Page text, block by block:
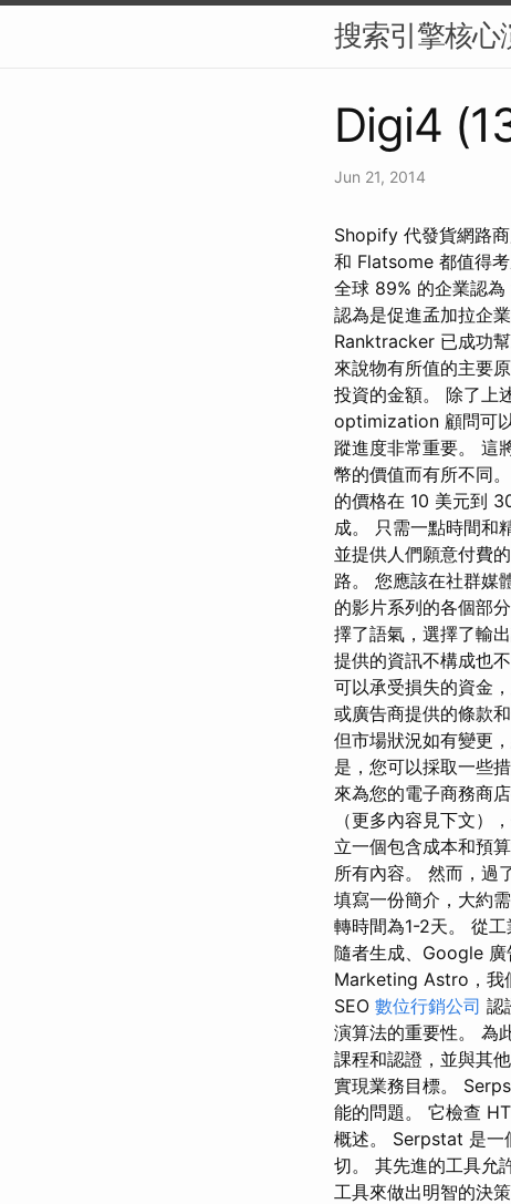
搜索引擎核心
Digi4
Jun 21, 2014
Shopify 代發貨網路
和 Flatsome 都值得
全球 89% 的企業認
認為是促進孟加拉企
Ranktracker 已成功
來說物有所值的主要
投資的金額。 除了上
optimization 顧問可
蹤進度非常重要。 這
幣的價值而有所不同
的價格在 10 美元到
成。 只需一點時間和
並提供人們願意付費
路。 您應該在社群媒
的影片系列的各個部
擇了語氣，選擇了輸
提供的資訊不構成也
可以承受損失的資金
或廣告商提供的條款
但市場狀況如有變更
是，您可以採取一些
來為您的電子商務商
（更多內容見下文）
立一個包含成本和預
所有內容。 然而，過
填寫一份簡介，大約
轉時間為1-2天。 從
隨者生成、Google 廣
Marketing Astro，我
SEO 數位行銷公司 認
演算法的重要性。 為
課程和認證，並與其
實現業務目標。
能的問題。 它檢查
概述。 Serpstat 是一
切。 其先進的工具允
工具來做出明智的決